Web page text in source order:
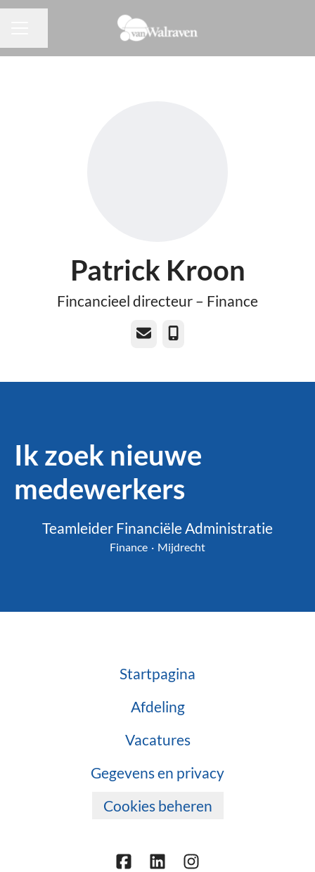
Patrick Kroon
Fincancieel directeur – Finance
E-mailadresTelefoonnummer
Ik zoek nieuwe
medewerkers
Teamleider Financiële Administratie
Finance · Mijdrecht
Startpagina
Afdeling
Vacatures
Gegevens en privacy
Cookies beheren